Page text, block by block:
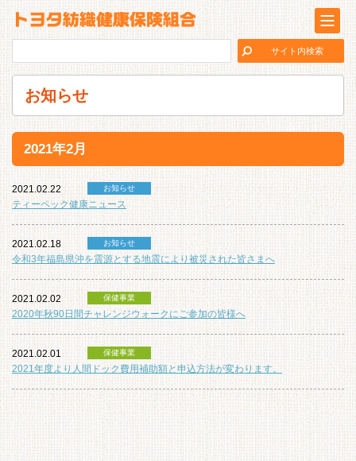
お知らせ
2021年2月
2021.02.22 お知らせ
ティーペック健康ニュース
2021.02.18 お知らせ
令和3年福島県沖を震源とする地震により被災された皆さまへ
2021.02.02 保健事業
2020年秋90日間チャレンジウォークにご参加の皆様へ
2021.02.01 保健事業
2021年度より人間ドック費用補助額と申込方法が変わります。